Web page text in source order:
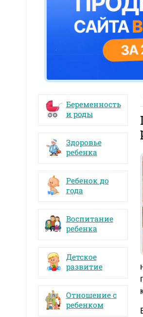
Беременность
и роды
Здоровье
ребенка
Ребенок до
года
Воспитание
ребенка
Детское
развитие
Отношение с
ребенком